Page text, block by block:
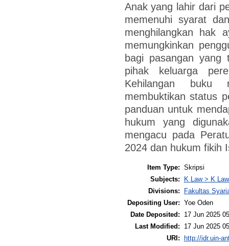
Anak yang lahir dari
memenuhi syarat
menghilangkan hak
memungkinkan
bagi pasangan yang
pihak keluarga
Kehilangan buku
membuktikan status
panduan untuk
hukum yang
mengacu pada
2024 dan hukum fikih
Item Type: Skripsi
Subjects:
K Law > K
Divisions:
Fakultas
Depositing User: Yoe Oden
Date Deposited:
17 Jun 2025
Last Modified:
17 Jun 2025
URI: http://idr.uin-